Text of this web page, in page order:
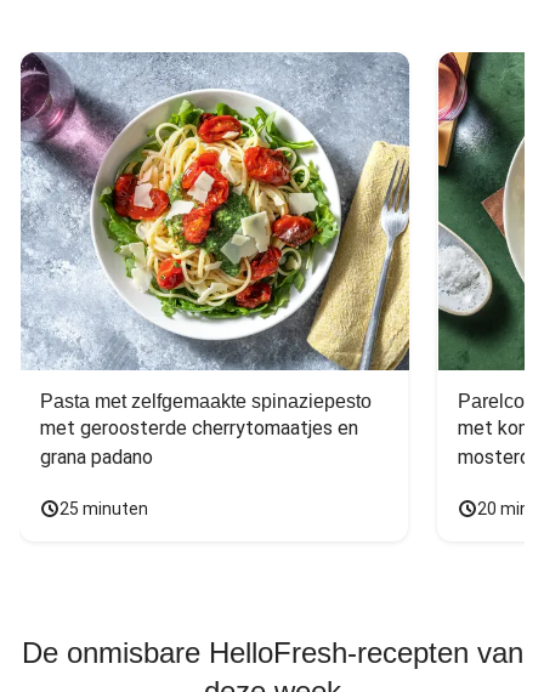
Pasta met zelfgemaakte spinaziepesto
met geroosterde cherrytomaatjes en
grana padano
25 minuten
met
20
De onmisbare HelloFresh-recepten van